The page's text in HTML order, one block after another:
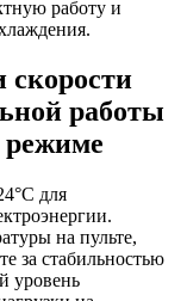
работу и
скорости
работы
режиме
для
на пульте,
за стабильностью
уровень